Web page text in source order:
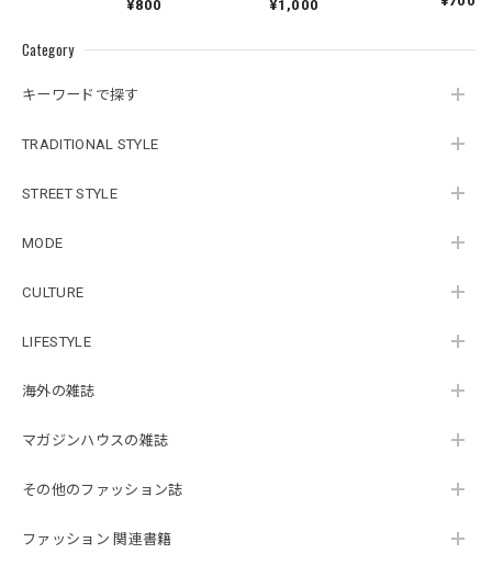
Category
キーワードで探す
TRADITIONAL STYLE
STREET STYLE
MODE
CULTURE
LIFESTYLE
海外の雑誌
マガジンハウスの雑誌
その他のファッション誌
ファッション 関連書籍
¥800 ¥1,000